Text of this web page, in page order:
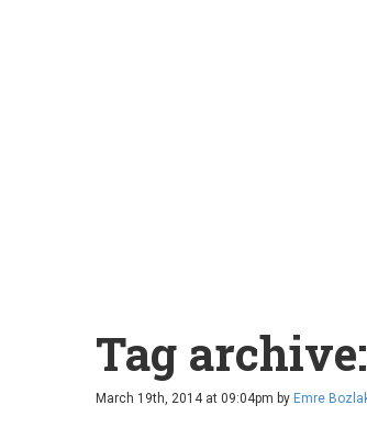
Tag
March 19th, 2014 at 09:04pm by Emre